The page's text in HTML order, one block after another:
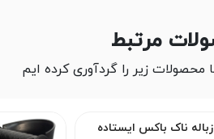
مرتبط
زیر را گردآوری کرده ایم
ناک باکس ایستاده